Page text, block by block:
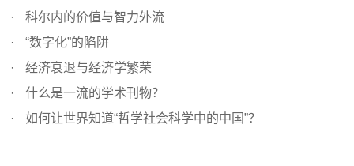
科尔内的价值与智力外流
“数字化”的陷阱
经济衰退与经济学繁荣
什么是一流的学术刊物？
如何让世界知道“哲学社会科学中的中国”？